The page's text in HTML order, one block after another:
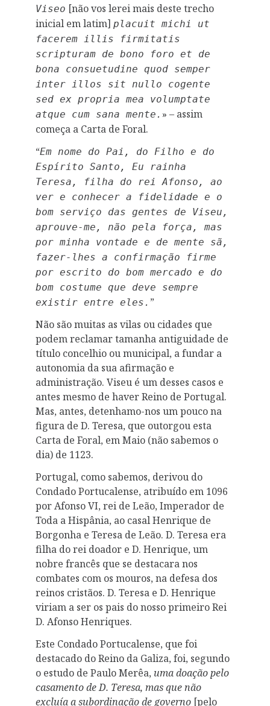
Viseo [não vos lerei mais deste trecho
inicial em latim]placuit michi ut
facerem illis firmitatis
scripturam de bono foro et de
bona consuetudine quod semper
inter illos sit nullo cogente
sed ex propria mea volumptate
atque cum sana mente. » – assim
começa a Carta de Foral.
“Em nome do Pai, do Filho e do
Espírito Santo, Eu rainha
Teresa, filha do rei Afonso, ao
ver e conhecer a fidelidade e o
bom serviço das gentes de Viseu,
aprouve-me, não pela força, mas
por minha vontade e de mente sã,
fazer-lhes a confirmação firme
por escrito do bom mercado e do
bom costume que deve sempre
existir entre eles.”
Não são muitas as vilas ou cidades que
podem reclamar tamanha antiguidade de
título concelhio ou municipal, a fundar a
autonomia da sua afirmação e
administração. Viseu é um desses casos e
antes mesmo de haver Reino de Portugal.
Mas, antes, detenhamo-nos um pouco na
figura de D. Teresa, que outorgou esta
Carta de Foral, em Maio (não sabemos o
dia) de 1123.
Portugal, como sabemos, derivou do
Condado Portucalense, atribuído em 1096
por Afonso VI, rei de Leão, Imperador de
Toda a Hispânia, ao casal Henrique de
Borgonha e Teresa de Leão. D. Teresa era
filha do rei doador e D. Henrique, um
nobre francês que se destacara nos
combates com os mouros, na defesa dos
reinos cristãos. D. Teresa e D. Henrique
viriam a ser os pais do nosso primeiro Rei
D. Afonso Henriques.
Este Condado Portucalense, que foi
destacado do Reino da Galiza, foi, segundo
o estudo de Paulo Merêa, uma doação pelo
casamento de D. Teresa, mas que não
excluía a subordinação de governo [pelo